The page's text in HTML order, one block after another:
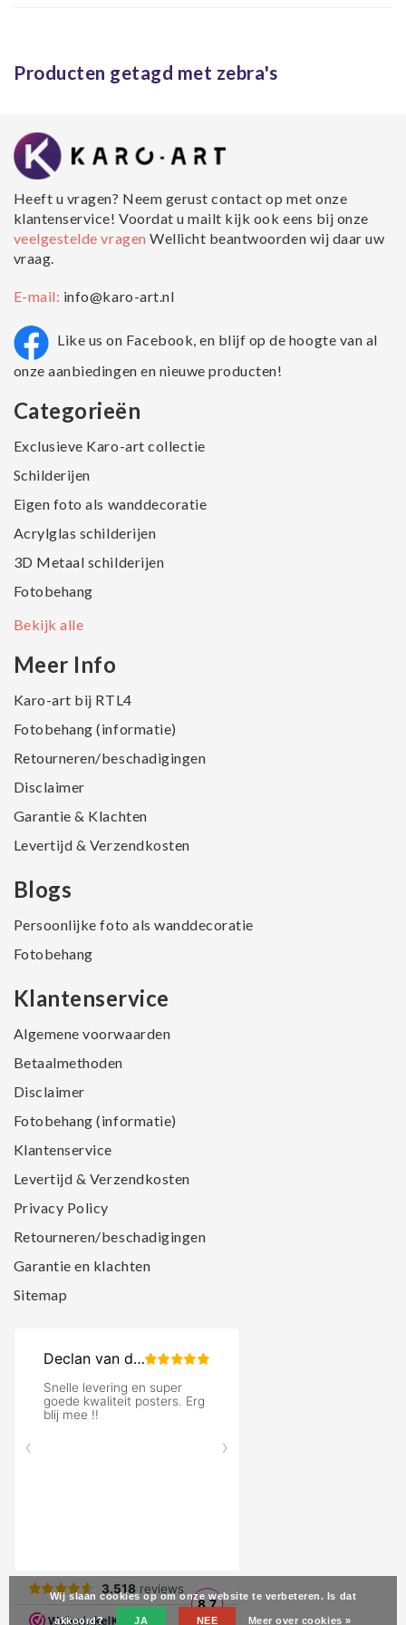
Producten getagd met zebra's
Heeft u vragen? Neem gerust contact op met onze
klantenservice! Voordat u mailt kijk ook eens bij onze
veelgestelde vragenWellicht beantwoorden wij daar uw
vraag.
E-mail: info@karo-art.nl
Like us on Facebook, en blijf op de hoogte van al
onze aanbiedingen en nieuwe producten!
Categorieën
Exclusieve Karo-art collectie
Schilderijen
Eigen foto als wanddecoratie
Acrylglas schilderijen
3D Metaal schilderijen
Fotobehang
Bekijk alle
Meer Info
Karo-art bij RTL4
Fotobehang (informatie)
Retourneren/beschadigingen
Disclaimer
Garantie & Klachten
Levertijd & Verzendkosten
Blogs
Persoonlijke foto als wanddecoratie
Fotobehang
Klantenservice
Algemene voorwaarden
Betaalmethoden
Disclaimer
Fotobehang (informatie)
Klantenservice
Levertijd & Verzendkosten
Privacy Policy
Retourneren/beschadigingen
Garantie en klachten
Sitemap
Wij slaan cookies op om onze website te verbeteren. Is dat
akkoord? JA NEE Meer over cookies »